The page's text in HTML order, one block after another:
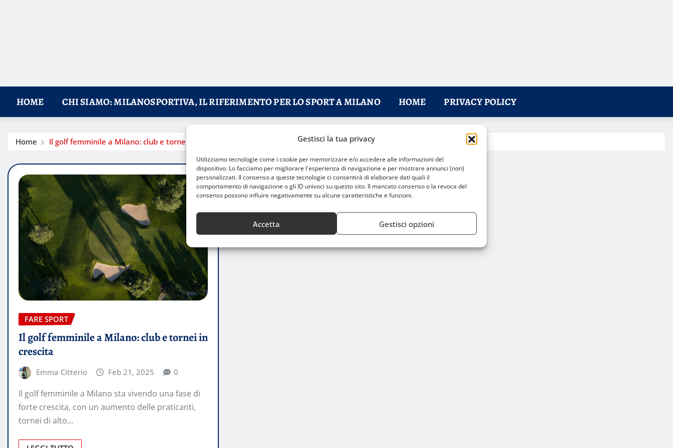
Gestisci la tua privacy
Utilizziamo tecnologie come i cookie per memorizzare e/o accedere alle informazioni del
dispositivo. Lo facciamo per migliorare l'esperienza di navigazione e per mostrare annunci (non)
personalizzati. Il consenso a queste tecnologie ci consentirà di elaborare dati quali il
comportamento di navigazione o gli ID univoci su questo sito. Il mancato consenso o la revoca del
consenso possono influire negativamente su alcune caratteristiche e funzioni.
Accetta Gestisci opzioni
HOME CHI SIAMO: MILANOSPORTIVA, IL RIFERIMENTO PER LO SPORT A MILANO HOME PRIVACY POLICY
Home Il golf femminile a Milano: club e tornei in crescita
FARE SPORT
Il golf femminile a Milano: club e tornei in
crescita
Emma Citterio Feb 21, 2025 0
Il golf femminile a Milano sta vivendo una fase di
forte crescita, con un aumento delle praticanti,
tornei di alto…